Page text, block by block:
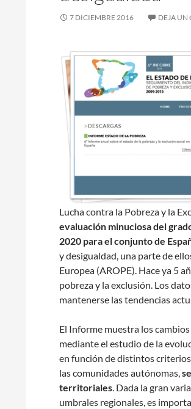
7 DICIEMBRE 2016 DEJA UN
Lucha contra la Pobreza y la
evaluación minuciosa del
2020 para el conjunto de
y desigualdad, una parte de
Europea (AROPE). Hace ya 5
pobreza y la exclusión. Los
mantenerse las tendencias
El Informe muestra los
mediante el estudio de la
en función de distintos
las comunidades autónomas,
territoriales. Dada la gran
umbrales regionales, es